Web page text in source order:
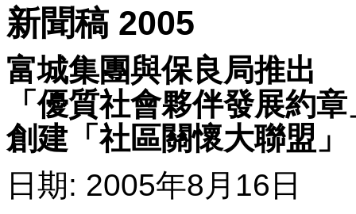
新聞稿 2005
富城集團與保良局推出
「優質社會夥伴發展約章
創建「社區關懷大聯盟」
日期: 2005年8月16日